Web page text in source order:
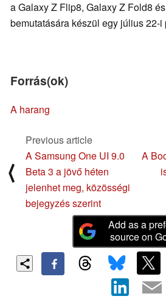
a Galaxy Z Flip8, Galaxy Z Fold8
bemutatására készül egy július 22-
Forrás(ok)
A harang
⟨
Previous article
A Samsung One UI 9.0
Beta 3 a jövő héten
jelenhet meg, közösségi
bejegyzés szerint
A
Add as a
source on